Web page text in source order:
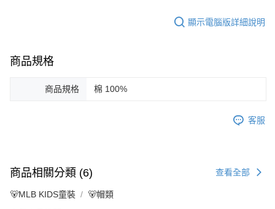
顯示電腦版詳細說明
商品規格
商品規格 棉 100%
客服
商品相關分類 (6) 查看全部
🐻MLB KIDS童裝 🐻帽類